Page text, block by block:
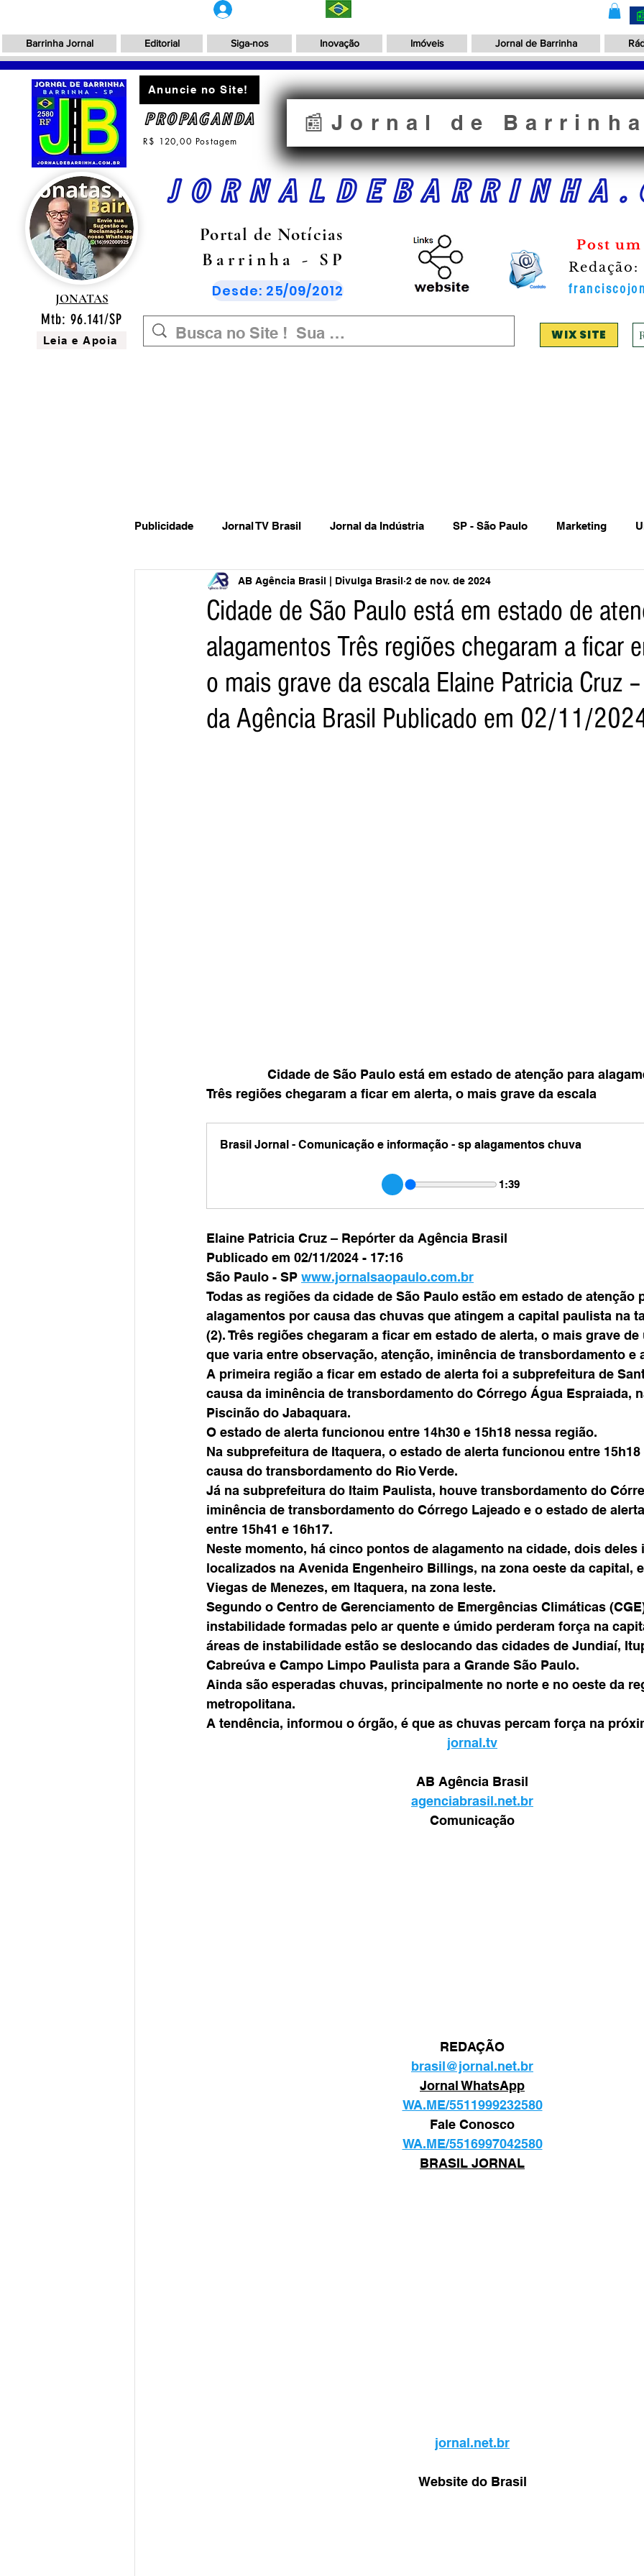
Barrinha Jornal Editorial Siga-nos Inovação Imóveis Jornal de Barrinha
JONATAS
Anuncie no Site!
PROPAGANDA
R$ 120,00 Postagem
📰Jornal de Barrinha
Portal de Notícias
Barrinha - SP
Desde: 25/09/2012
Post
Redação:
Mtb: 96.141/SP
Leia e Apoia WIX SITE
Publicidade Jornal TV Brasil Jornal da Indústria SP - São Paulo Marketing
Inovação Governo Federal Estadual Municipal Vendas Oferta
Website do Brasil News Acidente Falecimento Aniversário Serviços
Cidade de São Paulo está em estado de
alagamentos Três regiões chegaram a ficar
o mais grave da escala Elaine Patricia Cruz
da Agência Brasil Publicado em 02/11/
AB Agência Brasil | Divulga Brasil 2 de nov. de 2024
Cidade de São Paulo está em estado de atenção para
Três regiões chegaram a ficar em alerta, o mais grave da escala
Brasil Jornal - Comunicação e informação - sp alagamentos chuva
1:39
Elaine Patricia Cruz – Repórter da Agência Brasil
Publicado em 02/11/2024 - 17:16
São Paulo - SP www.jornalsaopaulo.com.br
Todas as regiões da cidade de São Paulo estão em estado de atenção
alagamentos por causa das chuvas que atingem a capital paulista na
(2). Três regiões chegaram a ficar em estado de alerta, o mais grave de
que varia entre observação, atenção, iminência de transbordamento e
A primeira região a ficar em estado de alerta foi a subprefeitura de
causa da iminência de transbordamento do Córrego Água Espraiada,
Piscinão do Jabaquara.
O estado de alerta funcionou entre 14h30 e 15h18 nessa região.
Na subprefeitura de Itaquera, o estado de alerta funcionou entre 15h18
causa do transbordamento do Rio Verde.
Já na subprefeitura do Itaim Paulista, houve transbordamento do
iminência de transbordamento do Córrego Lajeado e o estado de
entre 15h41 e 16h17.
Neste momento, há cinco pontos de alagamento na cidade, dois deles
localizados na Avenida Engenheiro Billings, na zona oeste da capital,
Viegas de Menezes, em Itaquera, na zona leste.
Segundo o Centro de Gerenciamento de Emergências Climáticas
instabilidade formadas pelo ar quente e úmido perderam força na
áreas de instabilidade estão se deslocando das cidades de Jundiaí,
Cabreúva e Campo Limpo Paulista para a Grande São Paulo.
Ainda são esperadas chuvas, principalmente no norte e no oeste da
metropolitana.
A tendência, informou o órgão, é que as chuvas percam força na
jornal.tv
AB Agência Brasil
agenciabrasil.net.br
Comunicação
REDAÇÃO
brasil@jornal.net.br
Jornal WhatsApp
WA.ME/5511999232580
Fale Conosco
WA.ME/5516997042580
BRASIL JORNAL
jornal.net.br
Website do Brasil